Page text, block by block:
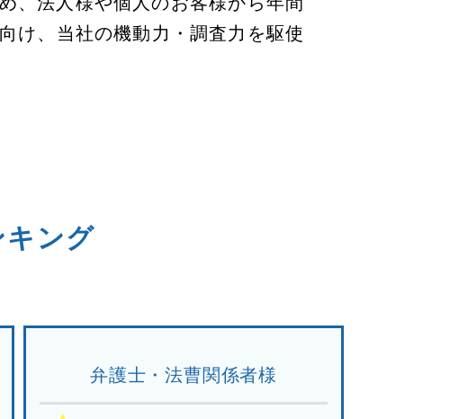
け、当社の機動力・調査力を駆使
キング
弁護士・法曹関係者様